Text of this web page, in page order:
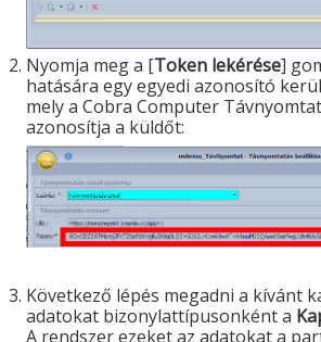
Nyomja meg a [Token lekérése]
hatására egy egyedi azonosító
mely a Cobra Computer
azonosítja a küldőt:
Következő lépés megadni a kívánt
adatokat bizonylattípusonként a
A rendszer ezeket az adatokat a